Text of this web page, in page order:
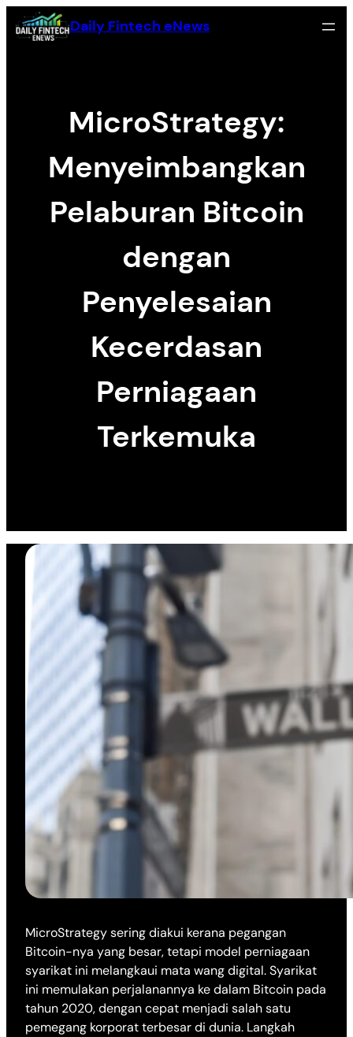
Skip
to
Daily Fintech eNews
MicroStrategy:
Menyeimbangkan
Pelaburan Bitcoin
dengan
Penyelesaian
Kecerdasan
Perniagaan
Terkemuka
MicroStrategy sering diakui kerana pegangan
Bitcoin-nya yang besar, tetapi model perniagaan
syarikat ini melangkaui mata wang digital. Syarikat
ini memulakan perjalanannya ke dalam Bitcoin pada
tahun 2020, dengan cepat menjadi salah satu
pemegang korporat terbesar di dunia. Langkah